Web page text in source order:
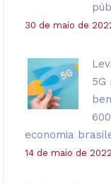
30 de maio de
5G
economia
14 de maio de 2022